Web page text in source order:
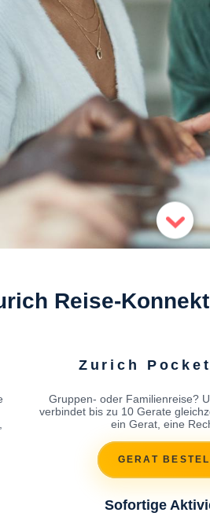
Reise-
Zurich
Gruppen- oder Familienreise?
verbindet bis zu 10 Gerate
ein Gerat, eine
GERAT
Sofortige